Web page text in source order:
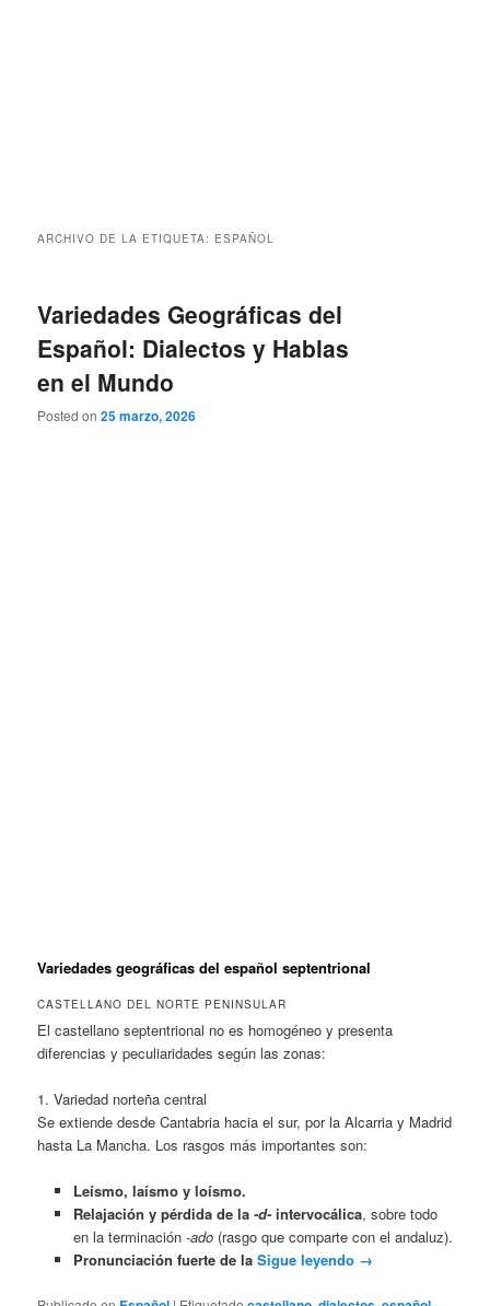
ARCHIVO DE LA ETIQUETA: ESPAÑOL
Variedades Geográficas del
Español: Dialectos y Hablas
en el Mundo
Posted on25 marzo, 2026
Variedades geográficas del español septentrional
CASTELLANO DEL NORTE PENINSULAR
El castellano septentrional no es homogéneo y presenta
diferencias y peculiaridades según las zonas:
1. Variedad norteña central
Se extiende desde Cantabria hacia el sur, por la Alcarria y Madrid
hasta La Mancha. Los rasgos más importantes son:
Leísmo, laísmo y loísmo.
Relajación y pérdida de la -d-intervocálica, sobre todo
en la terminación -ado(rasgo que comparte con el andaluz).
Pronunciación fuerte de la Sigue leyendo →